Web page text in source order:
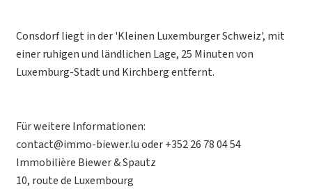
Consdorf liegt in der 'Kleinen Luxemburger Schweiz', mit
einer ruhigen und ländlichen Lage, 25 Minuten von
Luxemburg-Stadt und Kirchberg entfernt.
Für weitere Informationen:
contact@immo-biewer.lu oder +352 26 78 04 54
Immobilière Biewer & Spautz
10, route de Luxembourg